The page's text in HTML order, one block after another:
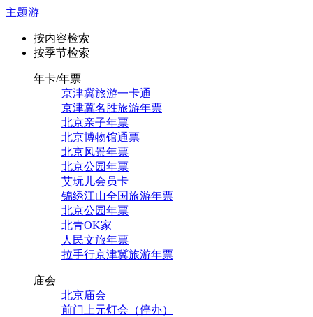
主题游
按内容检索
按季节检索
年卡/年票
京津冀旅游一卡通
京津冀名胜旅游年票
北京亲子年票
北京博物馆通票
北京风景年票
北京公园年票
艾玩儿会员卡
锦绣江山全国旅游年票
北京公园年票
北青OK家
人民文旅年票
拉手行京津冀旅游年票
庙会
北京庙会
前门上元灯会（停办）